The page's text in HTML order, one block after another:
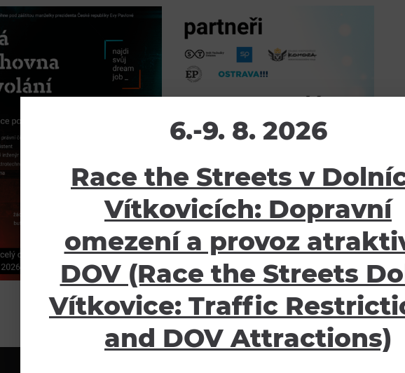
6.-9. 8. 2026
Race the Streets v
Vítkovicích: Dopravní
omezení a provoz
DOV (Race the Streets
Vítkovice: Traffic
and DOV Attractions)